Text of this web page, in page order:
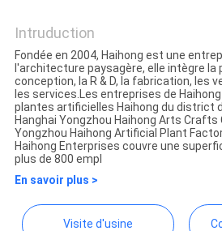
DEMANDEZ
UN
DEVIS
PLAN
DU
SITE
Intruduction
Fondée en 2004, Haihong est une
l'architecture paysagère, elle intègre la
conception, la R & D, la fabrication, les
les services.Les entreprises de
plantes artificielles Haihong du district
Hanghai Yongzhou Haihong Arts Crafts
Yongzhou Haihong Artificial Plant
Haihong Enterprises couvre une
plus de 800 empl
En savoir plus >
Visite d'usine